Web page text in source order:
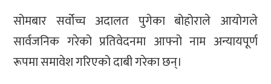
सोमबार सर्वोच्च अदालत पुगेका बोहोराले आयोगले
सार्वजनिक गरेको प्रतिवेदनमा आफ्नो नाम अन्यायपूर्ण
रूपमा समावेश गरिएको दाबी गरेका छन्।